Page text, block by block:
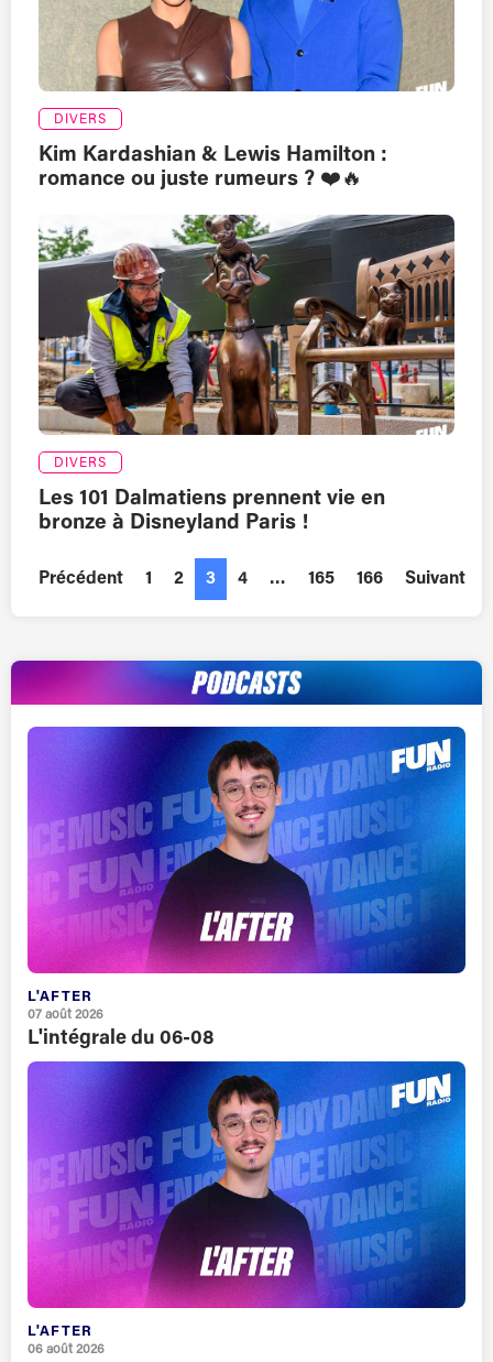
DIVERS
Kim Kardashian & Lewis Hamilton :
romance ou juste rumeurs ? ❤️🔥
DIVERS
Les 101 Dalmatiens prennent vie en
bronze à Disneyland Paris !
Précédent 1 2 3 4 … 165 166 Suivant
L'AFTER
07 août 2026
L'intégrale du 06-08
L'AFTER
06 août 2026